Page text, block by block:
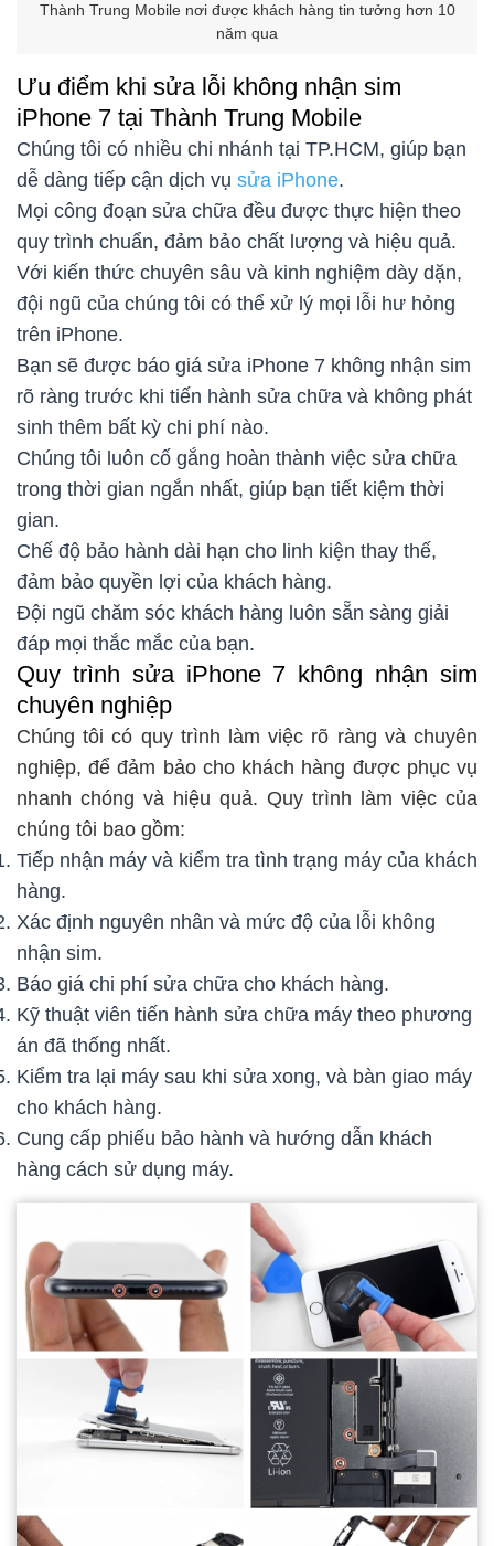
Thành Trung Mobile nơi được khách hàng tin tưởng hơn 10
năm qua
Ưu điểm khi sửa lỗi không nhận sim
iPhone 7 tại Thành Trung Mobile
Chúng tôi có nhiều chi nhánh tại TP.HCM, giúp bạn
dễ dàng tiếp cận dịch vụ sửa iPhone.
Mọi công đoạn sửa chữa đều được thực hiện theo
quy trình chuẩn, đảm bảo chất lượng và hiệu quả.
Với kiến thức chuyên sâu và kinh nghiệm dày dặn,
đội ngũ của chúng tôi có thể xử lý mọi lỗi hư hỏng
trên iPhone.
Bạn sẽ được báo giá sửa iPhone 7 không nhận sim
rõ ràng trước khi tiến hành sửa chữa và không phát
sinh thêm bất kỳ chi phí nào.
Chúng tôi luôn cố gắng hoàn thành việc sửa chữa
trong thời gian ngắn nhất, giúp bạn tiết kiệm thời
gian.
Chế độ bảo hành dài hạn cho linh kiện thay thế,
đảm bảo quyền lợi của khách hàng.
Đội ngũ chăm sóc khách hàng luôn sẵn sàng giải
đáp mọi thắc mắc của bạn.
Quy trình sửa iPhone 7 không nhận sim
chuyên nghiệp
Chúng tôi có quy trình làm việc rõ ràng và chuyên
nghiệp, để đảm bảo cho khách hàng được phục vụ
nhanh chóng và hiệu quả. Quy trình làm việc của
chúng tôi bao gồm:
Tiếp nhận máy và kiểm tra tình trạng máy của khách
hàng.
Xác định nguyên nhân và mức độ của lỗi không
nhận sim.
Báo giá chi phí sửa chữa cho khách hàng.
Kỹ thuật viên tiến hành sửa chữa máy theo phương
án đã thống nhất.
Kiểm tra lại máy sau khi sửa xong, và bàn giao máy
cho khách hàng.
Cung cấp phiếu bảo hành và hướng dẫn khách
hàng cách sử dụng máy.